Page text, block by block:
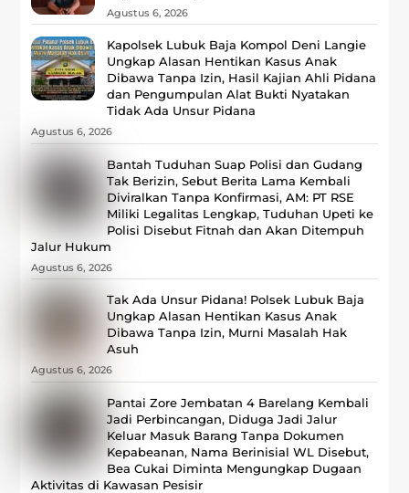
Agustus 6, 2026
Kapolsek Lubuk Baja Kompol Deni Langie
Ungkap Alasan Hentikan Kasus Anak
Dibawa Tanpa Izin, Hasil Kajian Ahli Pidana
dan Pengumpulan Alat Bukti Nyatakan
Tidak Ada Unsur Pidana
Agustus 6, 2026
Bantah Tuduhan Suap Polisi dan Gudang
Tak Berizin, Sebut Berita Lama Kembali
Diviralkan Tanpa Konfirmasi, ‎AM: PT RSE
Miliki Legalitas Lengkap, Tuduhan Upeti ke
Polisi Disebut Fitnah dan Akan Ditempuh
Jalur Hukum
Agustus 6, 2026
Tak Ada Unsur Pidana! Polsek Lubuk Baja
Ungkap Alasan Hentikan Kasus Anak
Dibawa Tanpa Izin, Murni Masalah Hak
Asuh
Agustus 6, 2026
Pantai Zore Jembatan 4 Barelang Kembali
Jadi Perbincangan, Diduga Jadi Jalur
Keluar Masuk Barang Tanpa Dokumen
Kepabeanan, Nama Berinisial WL Disebut,
Bea Cukai Diminta Mengungkap Dugaan
Aktivitas di Kawasan Pesisir